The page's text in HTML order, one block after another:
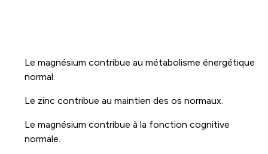
Le magnésium contribue au métabolisme énergétique
normal.
Le zinc contribue au maintien des os normaux.
Le magnésium contribue à la fonction cognitive
normale.